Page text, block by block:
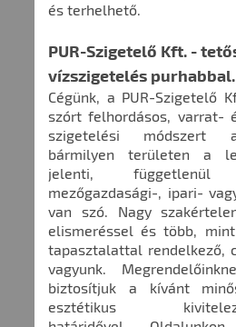
és terhelhető.
PUR-Szigetelő Kft. -
vízszigetelés purhabbal.
Cégünk, a PUR-Szigetelő
szórt felhordásos, varrat-
szigetelési módszert
bármilyen területen a
jelenti,
mezőgazdasági-, ipari-
van szó. Nagy
elismeréssel és több,
tapasztalattal rendelkező,
vagyunk.
biztosítjuk a kívánt
esztétikus